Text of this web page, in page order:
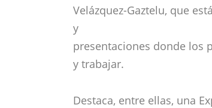
Velázquez-Gaztelu, que
y
presentaciones donde los
y trabajar.
Destaca, entre ellas, una